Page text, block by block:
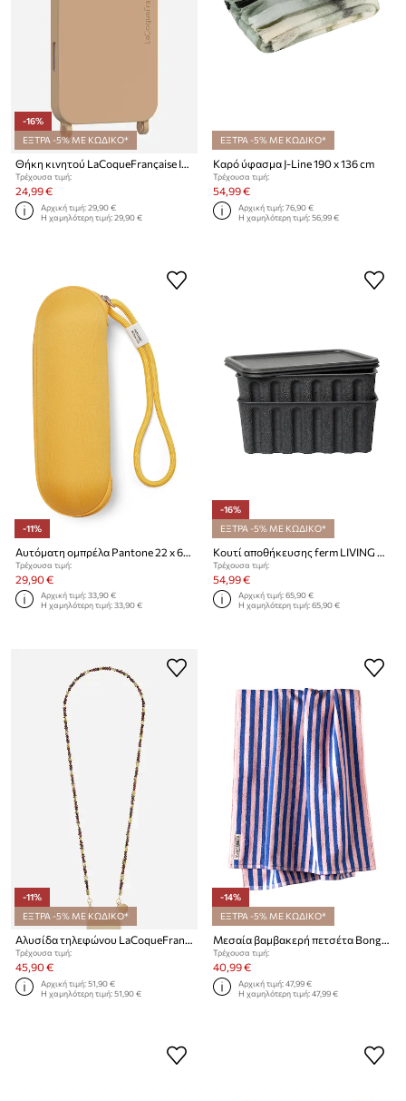
-16%
ΕΞΤΡΑ -5% ΜΕ ΚΩΔΙΚΟ*
Θήκη κινητού LaCoqueFrançaise IPHONE 17 PRO
Τρέχουσα τιμή:
24,99 €
Αρχική τιμή:29,90 €
Η χαμηλότερη τιμή:29,90 €
ΕΞΤΡΑ -5% ΜΕ ΚΩΔΙΚΟ*
Καρό ύφασμα J-Line 190 x 136 cm
Τρέχουσα τιμή:
54,99 €
Αρχική τιμή:76,90 €
Η χαμηλότερη τιμή:56,99 €
-11%
Τρέχουσα τιμή:
29,90 €
Αρχική τιμή:33,90 €
Η χαμηλότερη τιμή:33,90 €
-16%
ΕΞΤΡΑ -5% ΜΕ ΚΩΔΙΚΟ*
Τρέχουσα τιμή:
54,99 €
Αρχική τιμή:65,90 €
Η χαμηλότερη τιμή:65,90 €
-11%
ΕΞΤΡΑ -5% ΜΕ ΚΩΔΙΚΟ*
Αλυσίδα τηλεφώνου LaCoqueFrançaise Liviya 120 cm
Τρέχουσα τιμή:
45,90 €
Αρχική τιμή:51,90 €
Η χαμηλότερη τιμή:51,90 €
-14%
ΕΞΤΡΑ -5% ΜΕ ΚΩΔΙΚΟ*
Μεσαία βαμβακερή πετσέτα Bongusta Naram 70 x 140 cm
Τρέχουσα τιμή:
40,99 €
Αρχική τιμή:47,99 €
Η χαμηλότερη τιμή:47,99 €